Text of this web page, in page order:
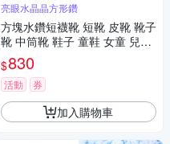
亮眼水晶晶方形鑽
方塊水鑽短襪靴 短靴 皮靴 靴子
靴 中筒靴 鞋子 童鞋 女童 兒童
童裝 橘魔法 現貨【BB8829】
$830
活動 券
加入購物車